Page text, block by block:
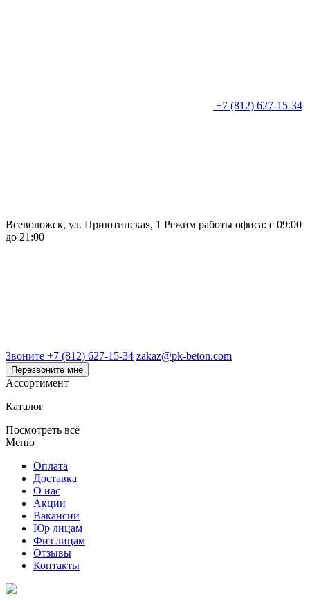
+7 (812) 627-15-34
Всеволожск, ул. Приютинская, 1 Режим работы офиса: с 09:00
до 21:00
Звоните +7 (812) 627-15-34 zakaz@pk-beton.com
Перезвоните мне
Ассортимент
Каталог
Посмотреть всё
Меню
Оплата
Доставка
О нас
Акции
Вакансии
Юр лицам
Физ лицам
Отзывы
Контакты